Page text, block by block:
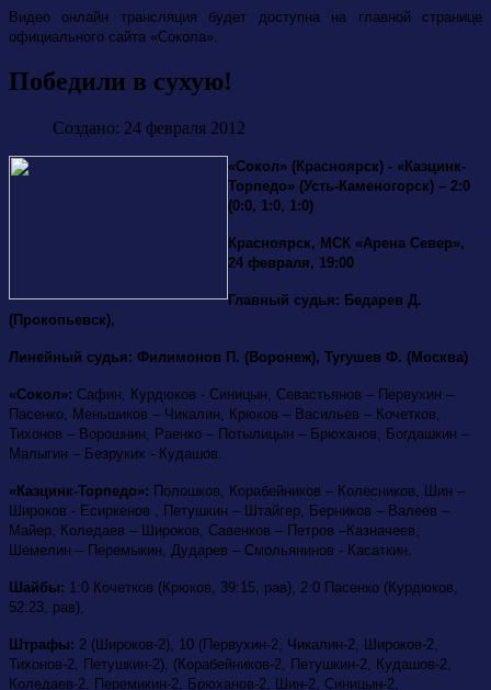
Видео онлайн трансляция будет доступна на главной странице
официального сайта «Сокола».
Победили в сухую!
Создано: 24 февраля 2012
«Сокол» (Красноярск) - «Казцинк-
Торпедо» (Усть-Каменогорск) – 2:0
(0:0, 1:0, 1:0)
Красноярск, МСК «Арена Север»,
24 февраля, 19:00
Главный судья: Бедарев Д.
(Прокопьевск),
Линейный судья: Филимонов П. (Воронеж), Тугушев Ф. (Москва)
«Сокол»: Сафин, Курдюков - Синицын, Севастьянов – Первухин –
Пасенко, Меньшиков – Чикалин, Крюков – Васильев – Кочетков,
Тихонов – Ворошнин, Раенко – Потылицын – Брюханов, Богдашкин –
Малыгин – Безруких - Кудашов.
«Казцинк-Торпедо»: Полошков, Корабейников – Колесников, Шин –
Широков - Есиркенов , Петушкин – Штайгер, Берников – Валеев –
Майер, Коледаев – Широков, Савенков – Петров –Казначеев,
Шемелин – Перемыкин, Дударев – Смольянинов - Касаткин.
Шайбы: 1:0 Кочетков (Крюков, 39:15, рав), 2:0 Пасенко (Курдюков,
52:23, рав),
Штрафы: 2 (Широков-2), 10 (Первухин-2, Чикалин-2, Широков-2,
Тихонов-2, Петушкин-2), (Корабейников-2, Петушкин-2, Кудашов-2,
Коледаев-2, Перемикин-2, Брюханов-2, Шин-2, Синицын-2,